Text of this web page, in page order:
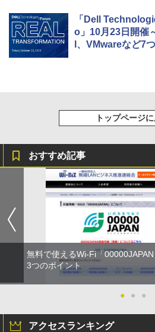
「Dell
o」10月23日開催
l、VMwareなど7
トップページ
おすすめ記事
無料で使えるWi-Fi「
3つのポイント
● ● ●
アクセスランキング